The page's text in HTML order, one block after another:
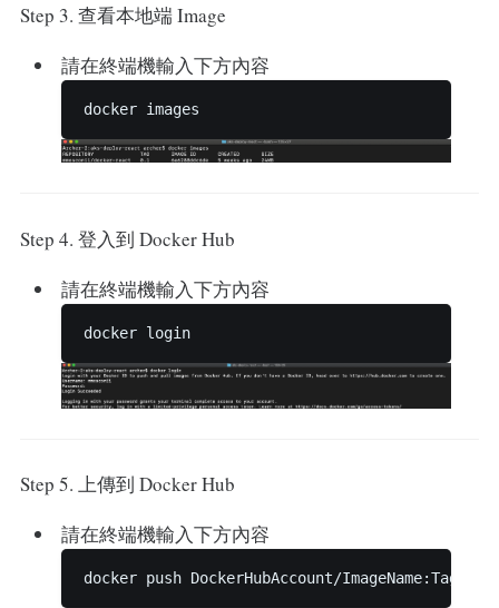
Step 3. 查看本地端 Image
請在終端機輸入下方內容
Step 4. 登入到 Docker Hub
請在終端機輸入下方內容
Step 5. 上傳到 Docker Hub
請在終端機輸入下方內容